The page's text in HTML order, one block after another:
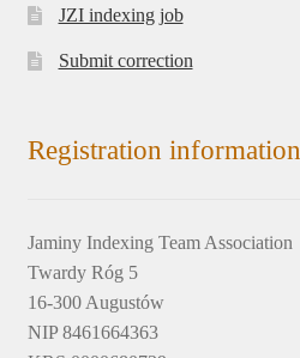
JZI indexing job
Submit correction
Registration information
Jaminy Indexing Team Association
Twardy Róg 5
16-300 Augustów
NIP 8461664363